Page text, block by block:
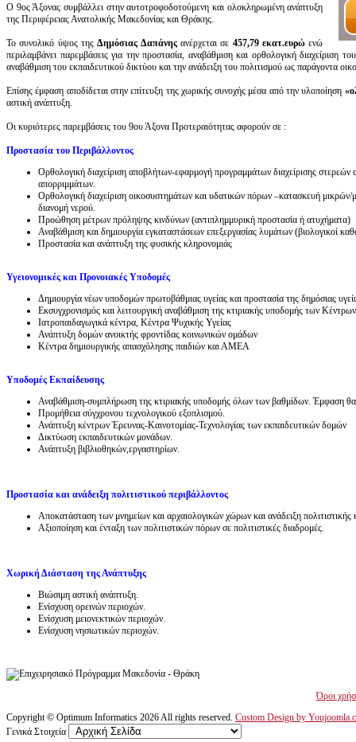
Ο 9ος Άξονας συμβάλλει στην αυτοτροφοδοτούμενη και ολοκληρωμένη ανάπτυξη
της Περιφέρειας Ανατολικής Μακεδονίας και Θράκης.
Το συνολικό ύψος τηςΔημόσιας Δαπάνηςανέρχεται σε 457,79 εκατ.ευρώ ενώ
περιλαμβάνει παρεμβάσεις για την προστασία, αναβάθμιση και ορθολογική διαχείριση
αναβάθμιση του εκπαιδευτικού δικτύου και την ανάδειξη του πολιτισμού ως παράγοντα
Επίσης έμφαση αποδίδεται στην επίτευξη της χωρικής συνοχής μέσα από την υλοποίηση
αστική ανάπτυξη.
Οι κυριότερες παρεμβάσεις του 9ου Άξονα Προτεραιότητας αφορούν σε :
Προστασία του Περιβάλλοντος
Ορθολογική διαχείριση αποβλήτων-εφαρμογή προγραμμάτων διαχείρισης
απορριμμάτων.
Ορθολογική διαχείριση οικοσυστημάτων και υδατικών πόρων –κατασκευή
διανομή νερού.
Προώθηση μέτρων πρόληψης κινδύνων (αντιπλημμυρική προστασία ή ατυχήματα)
Αναβάθμιση και δημιουργία εγκαταστάσεων επεξεργασίας λυμάτων (βιολογικοί
Προστασία και ανάπτυξη της φυσικής κληρονομιάς
Υγειονομικές και Προνοιακές Υποδομές
Δημιουργία νέων υποδομών πρωτοβάθμιας υγείας και προστασία της δημόσιας
Εκσυγχρονισμός και λειτουργική αναβάθμιση της κτιριακής υποδομής των
Ιατροπαιδαγωγικά κέντρα, Κέντρα Ψυχικής Υγείας
Ανάπτυξη δομών ανοικτής φροντίδας κοινωνικών ομάδων
Κέντρα δημιουργικής απασχόλησης παιδιών και ΑΜΕΑ
Υποδομές Εκπαίδευσης
Αναβάθμιση-συμπλήρωση της κτιριακής υποδομής όλων των βαθμίδων. Έμφαση θα
Προμήθεια σύγχρονου τεχνολογικού εξοπλισμού.
Ανάπτυξη κέντρων Έρευνας-Καινοτομίας-Τεχνολογίας των εκπαιδευτικών δομών
Δικτύωση εκπαιδευτικών μονάδων.
Ανάπτυξη βιβλιοθηκών,εργαστηρίων.
Προστασία και ανάδειξη πολιτιστικού περιβάλλοντος
Αποκατάσταση των μνημείων και αρχαιολογικών χώρων και ανάδειξη πολιτιστικής
Αξιοποίηση και ένταξη των πολιτιστικών πόρων σε πολιτιστικές διαδρομές.
Χωρική Διάσταση της Ανάπτυξης
Βιώσιμη αστική ανάπτυξη.
Ενίσχυση ορεινών περιοχών.
Ενίσχυση μειονεκτικών περιοχών.
Ενίσχυση νησιωτικών περιοχών.
Όροι
Copyright © Optimum Informatics 2026 All rights reserved. Custom Design by
Γενικά Στοιχεία